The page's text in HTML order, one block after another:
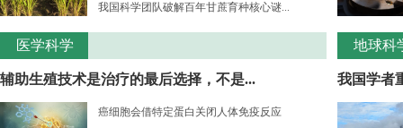
我国科学团队破解百年甘蔗育种核心谜...
医学科学
辅助生殖技术是治疗的最后选择，不是...
癌细胞会借特定蛋白关闭人体免疫反应
地球科
我国学者